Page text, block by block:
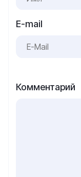
E-mail
Комментарий